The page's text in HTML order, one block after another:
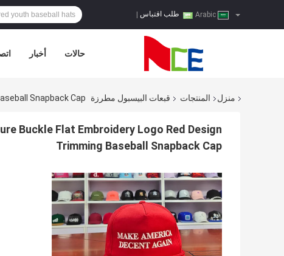
طلب اقتباس
أخبار حالات
منزل المنتجات قبعات البيسبول مطرزة Snapback Cap
Buckle Flat Embroidery Logo Red Design
Trimming Baseball Snapback Cap